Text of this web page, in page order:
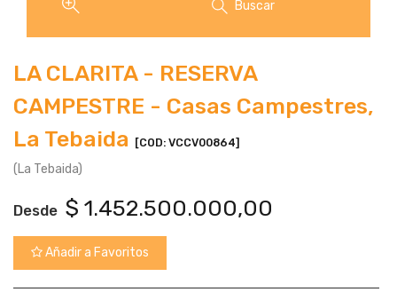
Buscar
LA CLARITA - RESERVA
CAMPESTRE - Casas Campestres,
La Tebaida [COD: VCCV00864]
(La Tebaida)
Desde $ 1.452.500.000,00
Añadir a Favoritos